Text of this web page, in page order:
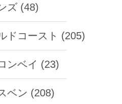
ズ (48)
ドコースト (205)
ンベイ (23)
ベン (208)